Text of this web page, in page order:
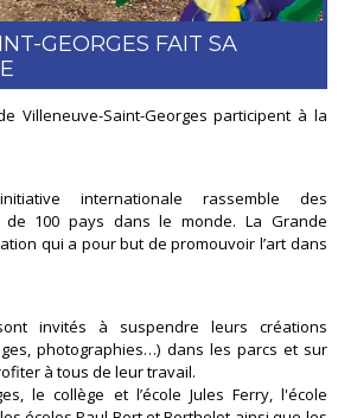
GEORGES FAIT SA
Villeneuve-Saint-Georges participent à la
internationale rassemble des
100 pays dans le monde. La Grande
qui a pour but de promouvoir l’art dans
invités à suspendre leurs créations
photographies…) dans les parcs et sur
à tous de leur travail.
le collège et l’école Jules Ferry, l'école